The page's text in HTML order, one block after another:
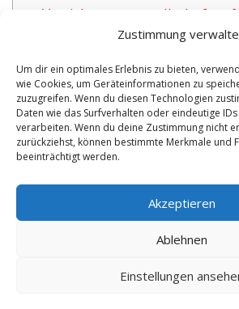
Zustimmung
Um dir ein optimales Erlebnis zu bieten,
wie Cookies, um Geräteinformationen zu
zuzugreifen. Wenn du diesen Technologien
Daten wie das Surfverhalten oder eindeutige
verarbeiten. Wenn du deine Zustimmung nicht
zurückziehst, können bestimmte Merkmale und
beeinträchtigt werden.
Akzeptieren
Ablehnen
Einstellungen
Versicherungsgesellschaften
Herzogenburg:
1.6
Vorteile der hier
Versicherung in
1.6.1Überschaubare
Betreuung:
No tags for this post.
Copyright 2026 by digi-versicherung.de -